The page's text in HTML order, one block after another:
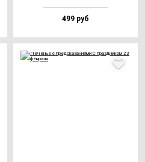
499 руб